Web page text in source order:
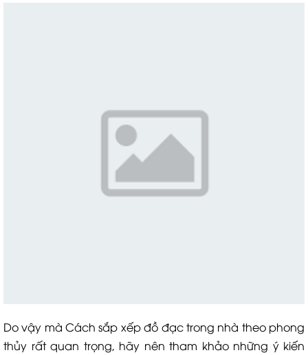
Do vậy mà Cách sắp xếp đồ đạc trong nhà theo phong
thủy rất quan trọng, hãy nên tham khảo những ý kiến